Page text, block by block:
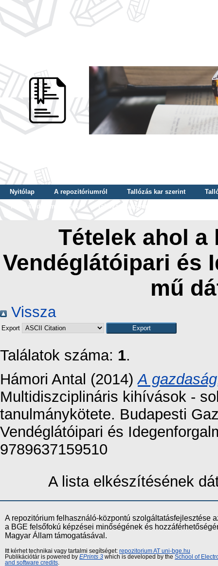
Nyitólap A repozitóriumról Tallózás kar szerint
Tallózás dátum szerint
Tallózás tudományterület szerint
Tételek ahol
Vendéglátóipari és
mű
Vissza
Export
Találatok száma: 1.
Hámori Antal (2014)A
Multidiszciplináris kihívások -
tanulmánykötete. Budapesti
Vendéglátóipari és
9789637159510
A lista elkészítésének
A repozitórium felhasználó-központú szolgáltatásfejlesztése
a BGE felsőfokú képzései minőségének és
Magyar Állam támogatásával.
Itt kérhet technikai vagy tartalmi segítséget: repozitorium AT uni-bge.hu
Publikációtár is powered by EPrints 3 which is developed by the School of
and software credits